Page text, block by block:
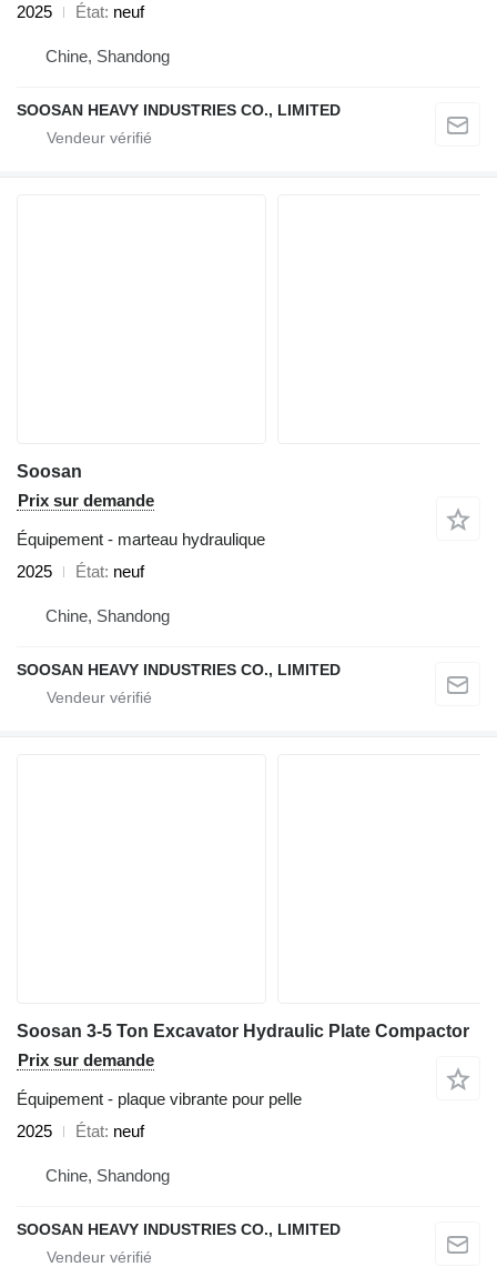
2025
État neuf
Chine, Shandong
SOOSAN HEAVY INDUSTRIES CO., LIMITED
Soosan
Prix sur demande
Équipement - marteau hydraulique
2025
État neuf
Chine, Shandong
SOOSAN HEAVY INDUSTRIES CO., LIMITED
Soosan 3-5 Ton Excavator Hydraulic Plate Compactor
Prix sur demande
Équipement - plaque vibrante pour pelle
2025
État neuf
Chine, Shandong
SOOSAN HEAVY INDUSTRIES CO., LIMITED